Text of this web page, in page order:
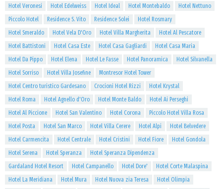
Hotel Veronesi
Hotel Edelweiss Hotel Ideal Hotel Montebaldo
Hotel Nettuno
Piccolo Hotel
Residence S. Vito Residence Solei
Hotel Rosmary
Hotel Smeraldo
Hotel Vela D'Oro Hotel Villa Margherita
Hotel Al Pescatore
Hotel Battistoni
Hotel Casa Este Hotel Casa Gagliardi
Hotel Casa Maria
Hotel Da Pippo
Hotel Elena Hotel Le Fasse Hotel Panoramica
Hotel Silvanella
Hotel Sorriso
Hotel Villa Josefine
Montresor Hotel Tower
Hotel Centro turistico Gardesano
Crocioni Hotel Rizzi
Hotel Krystal
Hotel Roma
Hotel Agnello d'Oro Hotel Monte Baldo
Hotel Ai Perseghi
Hotel Al Piccione
Hotel San Valentino Hotel Corona
Piccolo Hotel Villa Rosa
Hotel Posta
Hotel San Marco Hotel Villa Cerere Hotel Alpi
Hotel Belvedere
Hotel Carmencita
Hotel Centrale Hotel Cristini Hotel Fiore
Hotel Gondola
Hotel Serena
Hotel Speranza
Hotel Speranza Dipendenza
Gardaland Hotel Resort
Hotel Campanello Hotel Dore'
Hotel Corte Malaspina
Hotel La Meridiana
Hotel Mura Hotel Nuova zia Teresa
Hotel Olimpia